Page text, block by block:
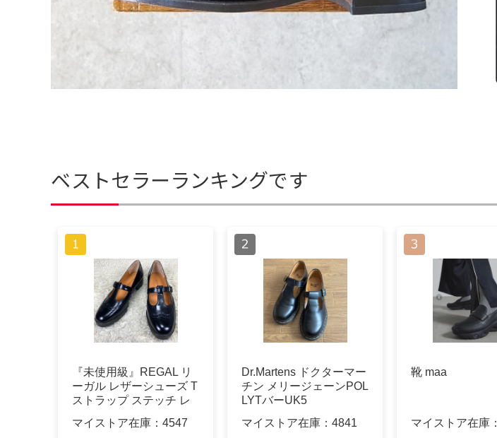
ベストセラーランキングです
『未使用級』REGAL リ
ーガル レザーシューズ T
ストラップ ステッチ レ
マイストア在庫： 4547
Dr.Martens ドクターマー
チン メリージェーンPOL
LYTバーUK5
マイストア在庫： 4841
靴 maa
マイストア在庫：